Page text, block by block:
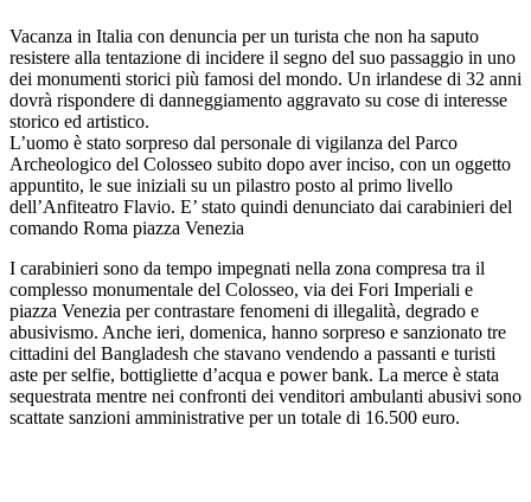
Vacanza in Italia con denuncia per un turista che non ha saputo
resistere alla tentazione di incidere il segno del suo passaggio in uno
dei monumenti storici più famosi del mondo. Un irlandese di 32 anni
dovrà rispondere di danneggiamento aggravato su cose di interesse
storico ed artistico.
L’uomo è stato sorpreso dal personale di vigilanza del Parco
Archeologico del Colosseo subito dopo aver inciso, con un oggetto
appuntito, le sue iniziali su un pilastro posto al primo livello
dell’Anfiteatro Flavio. E’ stato quindi denunciato dai carabinieri del
comando Roma piazza Venezia
I carabinieri sono da tempo impegnati nella zona compresa tra il
complesso monumentale del Colosseo, via dei Fori Imperiali e
piazza Venezia per contrastare fenomeni di illegalità, degrado e
abusivismo. Anche ieri, domenica, hanno sorpreso e sanzionato tre
cittadini del Bangladesh che stavano vendendo a passanti e turisti
aste per selfie, bottigliette d’acqua e power bank. La merce è stata
sequestrata mentre nei confronti dei venditori ambulanti abusivi sono
scattate sanzioni amministrative per un totale di 16.500 euro.